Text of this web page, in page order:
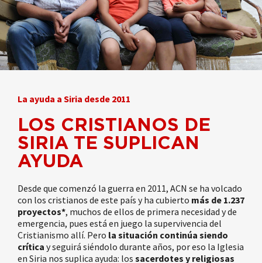
La ayuda a Siria desde 2011
LOS CRISTIANOS DE
SIRIA TE SUPLICAN
AYUDA
Desde que comenzó la guerra en 2011, ACN se ha volcado
con los cristianos de este país y ha cubierto más de 1.237
proyectos*, muchos de ellos de primera necesidad y de
emergencia, pues está en juego la supervivencia del
Cristianismo allí. Pero la situación continúa siendo
crítica y seguirá siéndolo durante años, por eso la Iglesia
en Siria nos suplica ayuda: los sacerdotes y religiosas